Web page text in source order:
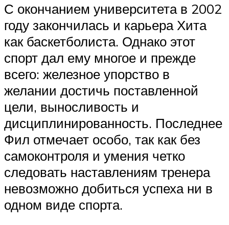
С окончанием университета в 2002
году закончилась и карьера Хита
как баскетболиста. Однако этот
спорт дал ему многое и прежде
всего: железное упорство в
желании достичь поставленной
цели, выносливость и
дисциплинированность. Последнее
Фил отмечает особо, так как без
самоконтроля и умения четко
следовать наставлениям тренера
невозможно добиться успеха ни в
одном виде спорта.